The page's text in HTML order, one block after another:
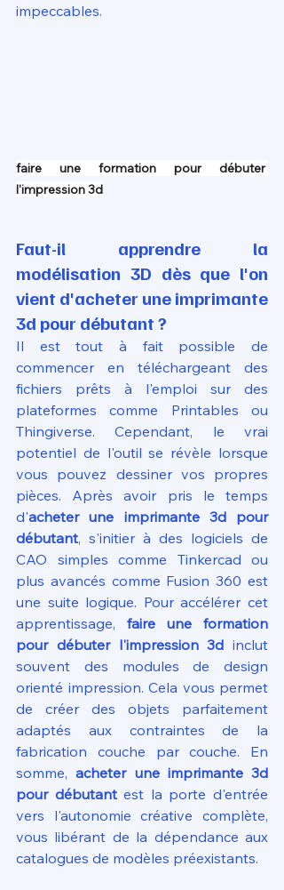
impeccables.
faire une formation pour débuter
l'impression 3d
Faut-il apprendre la
modélisation 3D dès que l'on
vient d'acheter une imprimante
3d pour débutant ?
Il est tout à fait possible de
commencer en téléchargeant des
fichiers prêts à l'emploi sur des
plateformes comme Printables ou
Thingiverse. Cependant, le vrai
potentiel de l'outil se révèle lorsque
vous pouvez dessiner vos propres
pièces. Après avoir pris le temps
d'acheter une imprimante 3d pour
débutant, s'initier à des logiciels de
CAO simples comme Tinkercad ou
plus avancés comme Fusion 360 est
une suite logique. Pour accélérer cet
apprentissage, faire une formation
pour débuter l'impression 3d inclut
souvent des modules de design
orienté impression. Cela vous permet
de créer des objets parfaitement
adaptés aux contraintes de la
fabrication couche par couche. En
somme, acheter une imprimante 3d
pour débutant est la porte d'entrée
vers l'autonomie créative complète,
vous libérant de la dépendance aux
catalogues de modèles préexistants.